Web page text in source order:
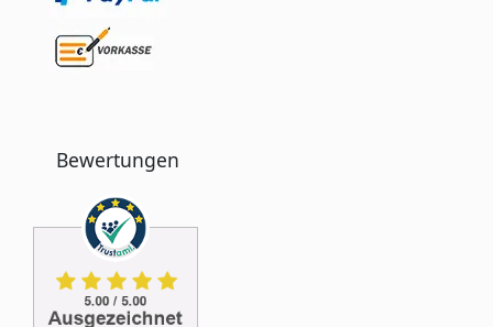
Bewertungen